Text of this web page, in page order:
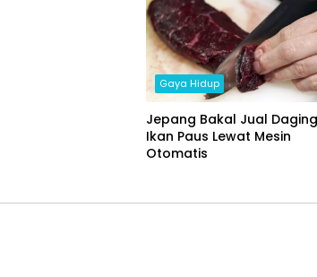
Gaya Hidup
Jepang Bakal Jual Daging
Ikan Paus Lewat Mesin
Otomatis